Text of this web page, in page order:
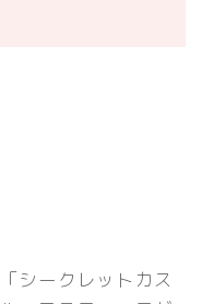
シークレットカス